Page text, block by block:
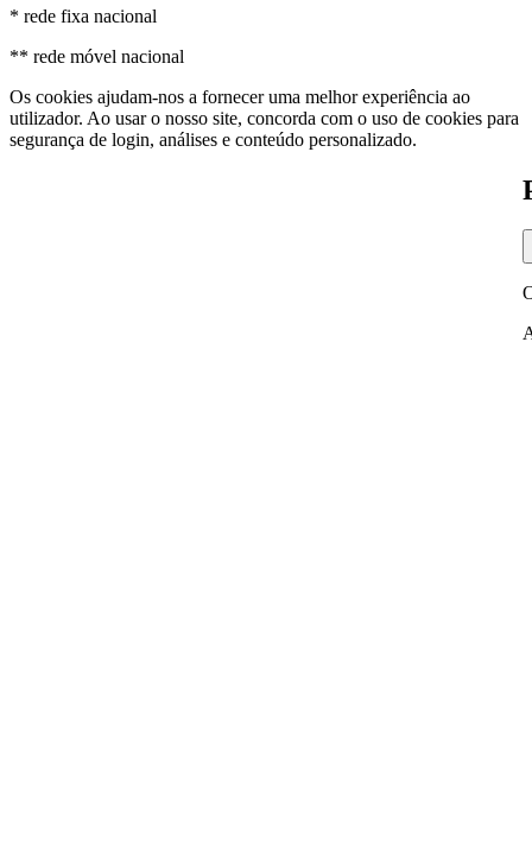
* rede fixa nacional
** rede móvel nacional
Os cookies ajudam-nos a fornecer uma melhor experiência ao
utilizador. Ao usar o nosso site, concorda com o uso de cookies para
segurança de login, análises e conteúdo personalizado.